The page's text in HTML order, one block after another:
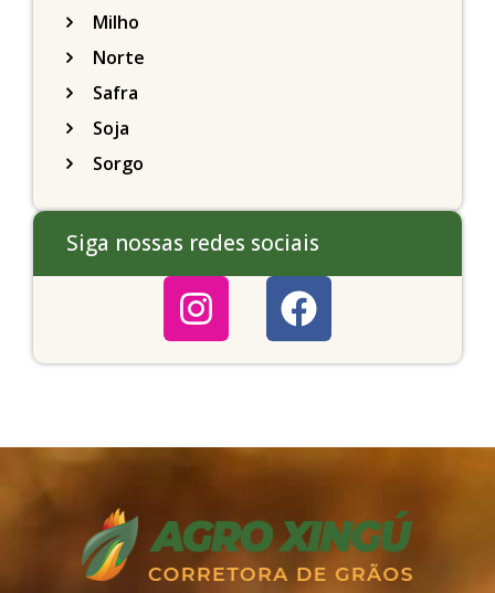
Milho
Norte
Safra
Soja
Sorgo
Siga nossas redes sociais